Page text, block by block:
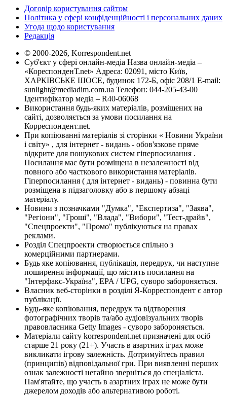
Договір користування сайтом
Політика у сфері конфіденційності і персональних даних
Угода щодо користування
Редакція
© 2000-2026, Korrespondent.net
Суб'єкт у сфері онлайн-медіа Назва онлайн-медіа –
«КореспонденТ.net» Адреса: 02091, місто Київ,
ХАРКІВСЬКЕ ШОСЕ, будинок 172-Б, офіс 208/1 E-mail:
sunlight@mediadim.com.ua Телефон: 044-205-43-00
Ідентифікатор медіа – R40-06068
Використання будь-яких матеріалів, розміщених на
сайті, дозволяється за умови посилання на
Корреспондент.net.
При копіюванні матеріалів зі сторінки « Новини України
і світу» , для інтернет - видань - обов'язкове пряме
відкрите для пошукових систем гіперпосилання .
Посилання має бути розміщена в незалежності від
повного або часткового використання матеріалів.
Гіперпосилання ( для інтернет - видань) - повинна бути
розміщена в підзаголовку або в першому абзаці
матеріалу.
Новини з позначками "Думка", "Експертиза", "Заява",
"Регіони", "Гроші", "Влада", "Вибори", "Тест-драйв",
"Спецпроекти", "Промо" публікуються на правах
реклами.
Розділ Спецпроекти створюється спільно з
комерційними партнерами.
Будь яке копіювання, публікація, передрук, чи наступне
поширення інформації, що містить посилання на
"Інтерфакс-Україна", EPA / UPG, суворо забороняється.
Власник веб-сторінки в розділі Я-Корреспондент є автор
публікації.
Будь-яке копіювання, передрук та відтворення
фотографічних творів та/або аудіовізуальних творів
правовласника Getty Images - суворо забороняється.
Матеріали сайту korrespondent.net призначені для осіб
старше 21 року (21+). Участь в азартних іграх може
викликати ігрову залежність. Дотримуйтесь правил
(принципів) відповідальної гри. При виявленні перших
ознак залежності негайно зверніться до спеціаліста.
Пам'ятайте, що участь в азартних іграх не може бути
джерелом доходів або альтернативою роботі.